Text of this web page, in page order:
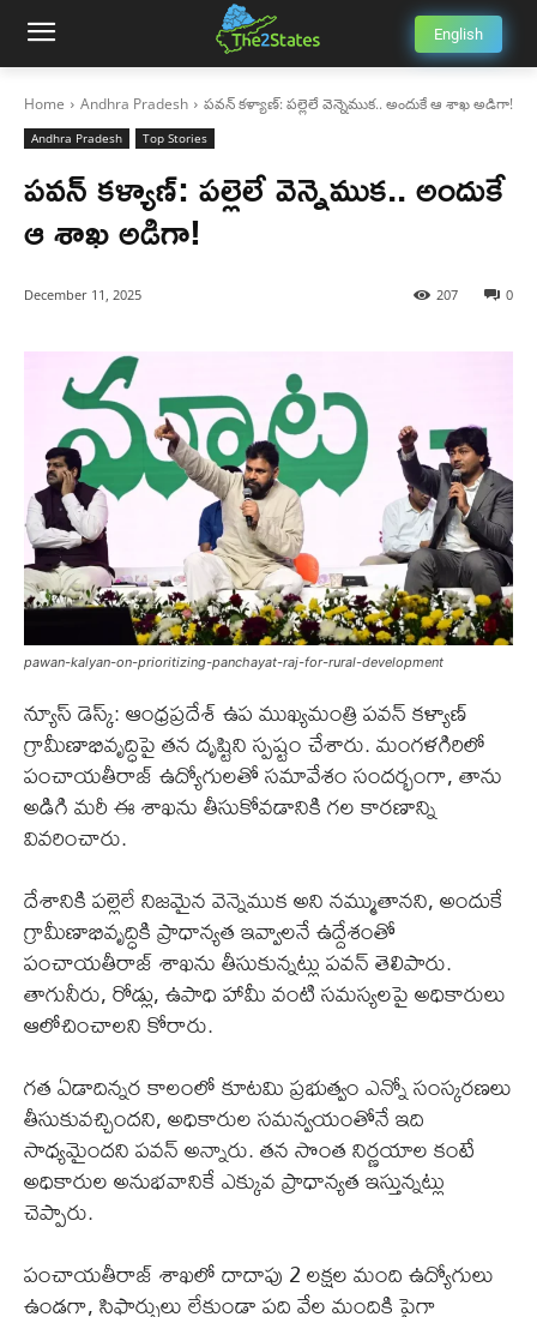
English
Home Andhra Pradesh పవన్ కళ్యాణ్: పల్లెలే వెన్నెముక.. అందుకే ఆ శాఖ అడిగా!
Andhra Pradesh Top Stories
పవన్ కళ్యాణ్: పల్లెలే వెన్నెముక.. అందుకే
ఆ శాఖ అడిగా!
December 11, 2025 0
207
pawan-kalyan-on-prioritizing-panchayat-raj-for-rural-development
న్యూస్ డెస్క్: ఆంధ్రప్రదేశ్ ఉప ముఖ్యమంత్రి పవన్ కళ్యాణ్
గ్రామీణాభివృద్ధిపై తన దృష్టిని స్పష్టం చేశారు. మంగళగిరిలో
పంచాయతీరాజ్ ఉద్యోగులతో సమావేశం సందర్భంగా, తాను
అడిగి మరీ ఈ శాఖను తీసుకోవడానికి గల కారణాన్ని
వివరించారు.
దేశానికి పల్లెలే నిజమైన వెన్నెముక అని నమ్ముతానని, అందుకే
గ్రామీణాభివృద్ధికి ప్రాధాన్యత ఇవ్వాలనే ఉద్దేశంతో
పంచాయతీరాజ్ శాఖను తీసుకున్నట్లు పవన్ తెలిపారు.
తాగునీరు, రోడ్లు, ఉపాధి హామీ వంటి సమస్యలపై అధికారులు
ఆలోచించాలని కోరారు.
గత ఏడాదిన్నర కాలంలో కూటమి ప్రభుత్వం ఎన్నో సంస్కరణలు
తీసుకువచ్చిందని, అధికారుల సమన్వయంతోనే ఇది
సాధ్యమైందని పవన్ అన్నారు. తన సొంత నిర్ణయాల కంటే
అధికారుల అనుభవానికే ఎక్కువ ప్రాధాన్యత ఇస్తున్నట్లు
చెప్పారు.
పంచాయతీరాజ్ శాఖలో దాదాపు 2 లక్షల మంది ఉద్యోగులు
ఉండగా, సిఫార్సులు లేకుండా పది వేల మందికి పైగా